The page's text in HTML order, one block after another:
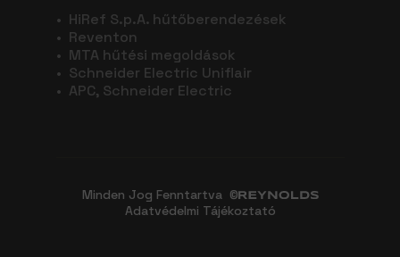
• HiRef S.p.A. hűtőberendezések
• Reventon
• MTA hűtési megoldások
• Schneider Electric Uniflair
• APC, Schneider Electric
Minden Jog Fenntartva ©
Adatvédelmi Tájékoztató